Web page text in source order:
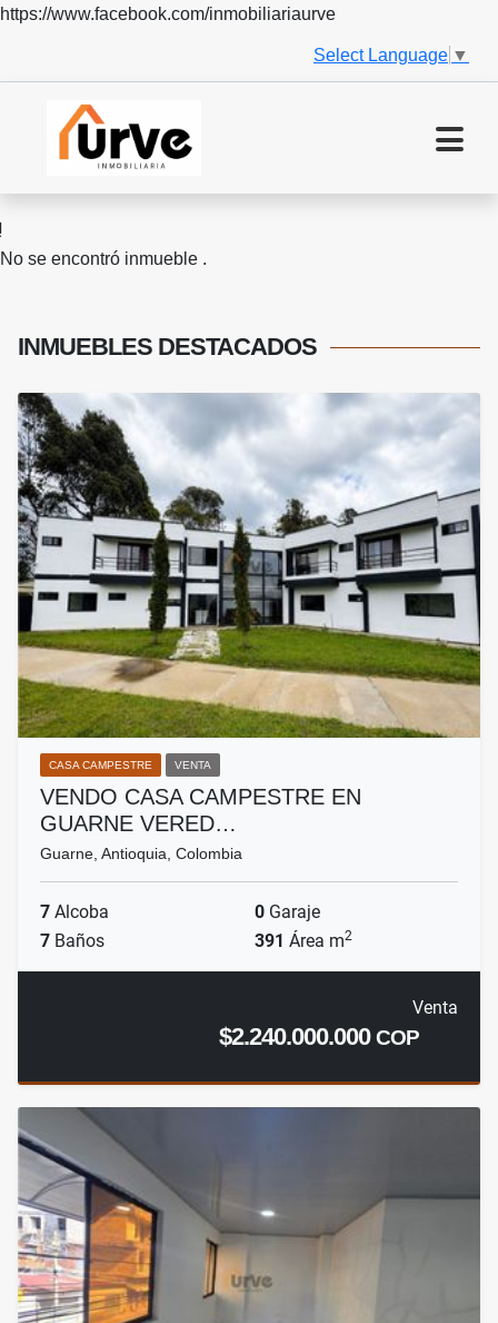
https://www.facebook.com/inmobiliariaurve
Select Language ▼
No se encontró inmueble .
INMUEBLES DESTACADOS
CASA CAMPESTRE VENTA
VENDO CASA CAMPESTRE EN
GUARNE VERED…
Guarne, Antioquia, Colombia
7 Alcoba 0 Garaje
7 Baños 391 Área m2
Venta
$2.240.000.000COP